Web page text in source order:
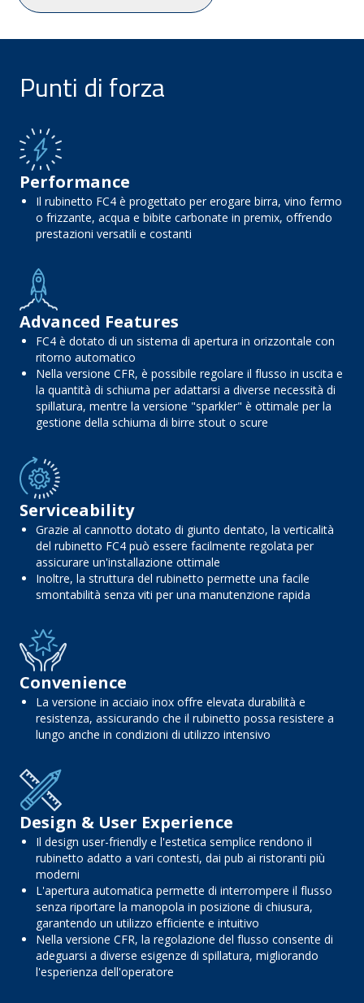
Punti di forza
Performance
Il rubinetto FC4 è progettato per erogare birra, vino fermo
o frizzante, acqua e bibite carbonate in premix, offrendo
prestazioni versatili e costanti
Advanced Features
FC4 è dotato di un sistema di apertura in orizzontale con
ritorno automatico
Nella versione CFR, è possibile regolare il flusso in uscita e
la quantità di schiuma per adattarsi a diverse necessità di
spillatura, mentre la versione "sparkler" è ottimale per la
gestione della schiuma di birre stout o scure
Serviceability
Grazie al cannotto dotato di giunto dentato, la verticalità
del rubinetto FC4 può essere facilmente regolata per
assicurare un'installazione ottimale
Inoltre, la struttura del rubinetto permette una facile
smontabilità senza viti per una manutenzione rapida
Convenience
La versione in acciaio inox offre elevata durabilità e
resistenza, assicurando che il rubinetto possa resistere a
lungo anche in condizioni di utilizzo intensivo
Design & User Experience
Il design user-friendly e l'estetica semplice rendono il
rubinetto adatto a vari contesti, dai pub ai ristoranti più
moderni
L'apertura automatica permette di interrompere il flusso
senza riportare la manopola in posizione di chiusura,
garantendo un utilizzo efficiente e intuitivo
Nella versione CFR, la regolazione del flusso consente di
adeguarsi a diverse esigenze di spillatura, migliorando
l'esperienza dell'operatore